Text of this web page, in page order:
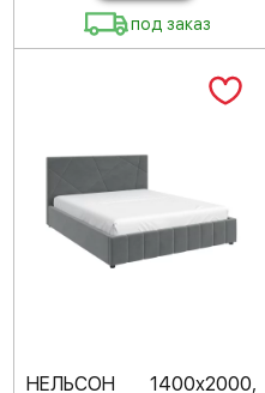
под заказ
НЕЛЬСОН 1400х2000,